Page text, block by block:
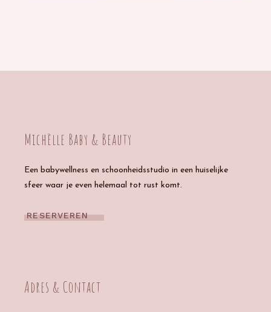
Michèlle Baby & Beauty
Een babywellness en schoonheidsstudio in een huiselijke
sfeer waar je even helemaal tot rust komt.
RESERVEREN
Adres & Contact